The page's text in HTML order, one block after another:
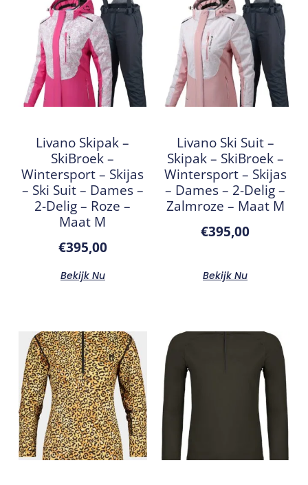
Livano Skipak –
SkiBroek –
Wintersport – Skijas
– Ski Suit – Dames –
2-Delig – Roze –
Maat M
€395,00
Bekijk Nu
Livano Ski Suit –
Skipak – SkiBroek –
Wintersport – Skijas
– Dames – 2-Delig –
Zalmroze – Maat M
€395,00
Bekijk Nu